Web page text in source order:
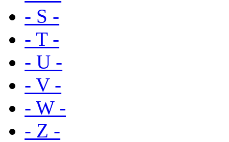
- S -
- T -
- U -
- V -
- W -
- Z -